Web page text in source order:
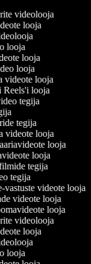
videolooja
looja
looja
looja
looja
videote looja
Reels'i looja
tegija
tegija
videote looja
looja
looja
tegija
tegija
vastuste videote looja
videote looja
looja
videolooja
looja
looja